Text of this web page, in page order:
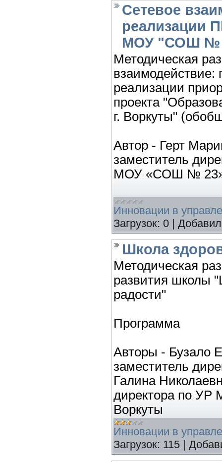
Сетевое
реализации
МОУ "СОШ №
Методическая
взаимодействие:
реализации
проекта
г. Воркуты"
Автор - Герт
заместитель
МОУ «СОШ № 23»
Инновации в
Загрузок: 0
Школа
Методическая
развития школы
радости"
Программа
Авторы - Бузало
заместитель
Галина
директора по
Воркуты
Инновации в
Загрузок: 115